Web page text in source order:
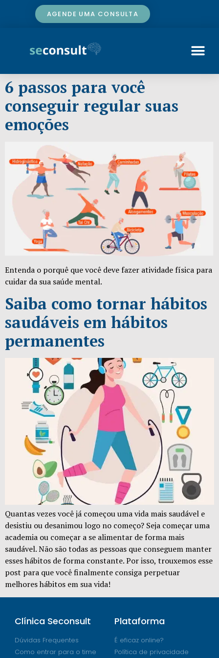
AGENDE UMA CONSULTA
6 passos para você
conseguir regular suas
emoções
Entenda o porquê que você deve fazer atividade física para
cuidar da sua saúde mental.
Saiba como tornar hábitos
saudáveis em hábitos
permanentes
Quantas vezes você já começou uma vida mais saudável e
desistiu ou desanimou logo no começo? Seja começar uma
academia ou começar a se alimentar de forma mais
saudável. Não são todas as pessoas que conseguem manter
esses hábitos de forma constante. Por isso, trouxemos esse
post para que você finalmente consiga perpetuar
melhores hábitos em sua vida!
Clínica Seconsult
Dúvidas Frequentes
Como entrar para o time
Plataforma
É eficaz online?
Política de privacidade